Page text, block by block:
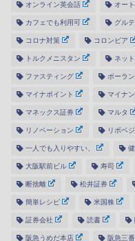
オンライン英会話 オー
カフェでも利用可 グル
コロナ対策 コロンビア
トルクメニスタン ネッ
ファスティング ポーラ
マイナポイント マイナ
マネックス証券 マルタ
リノベーション リボベジ
一人でも入りやすい、
大阪駅前ビル 寿司
断捨離 松井証券
簡単レシピ 米国株
証券会社 読書
阪急うめだ本店 阪急三